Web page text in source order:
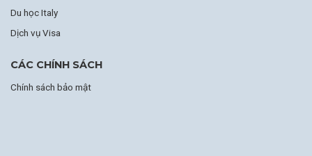
Du học Italy
Dịch vụ Visa
CÁC CHÍNH SÁCH
Chính sách bảo mật